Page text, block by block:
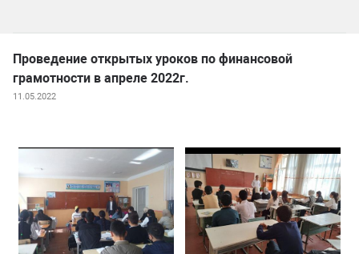
Проведение открытых уроков по финансовой
грамотности в апреле 2022г.
11.05.2022